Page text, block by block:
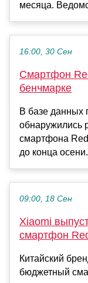
месяца.
16:00, 30 Сен
Смартфон
бенчмарке
В базе данных
обнаружились
смартфона
до конца
09:00, 18 Сен
Xiaomi
смартфон
Китайский
бюджетный